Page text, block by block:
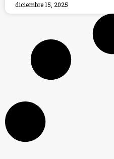
diciembre 15, 2025